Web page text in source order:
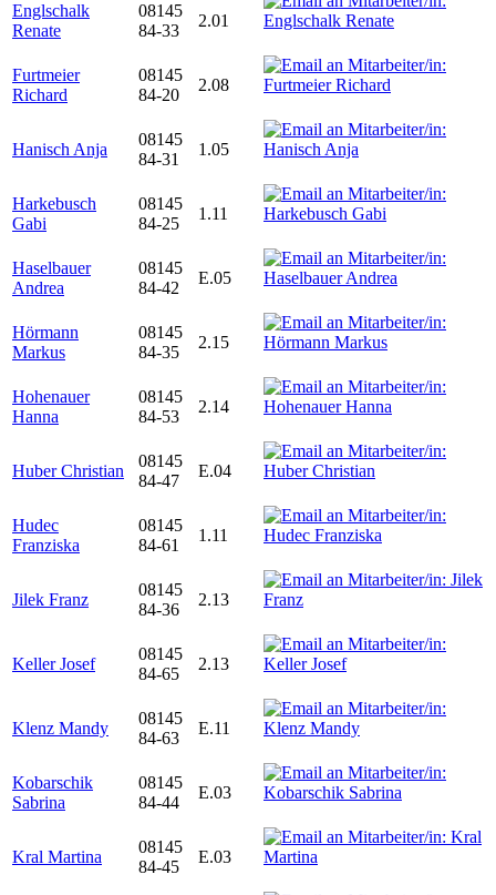
Englschalk
Renate
08145
84-33
2.01
Furtmeier
Richard
08145
84-20
2.08
Hanisch Anja
08145
84-31
1.05
Harkebusch
Gabi
08145
84-25
1.11
Haselbauer
Andrea
08145
84-42
E.05
Hörmann
Markus
08145
84-35
2.15
Hohenauer
Hanna
08145
84-53
2.14
Huber Christian
08145
84-47
E.04
Hudec
Franziska
08145
84-61
1.11
Jilek Franz
08145
84-36
2.13
Keller Josef
08145
84-65
2.13
Klenz Mandy
08145
84-63
E.11
Kobarschik
Sabrina
08145
84-44
E.03
Kral Martina
08145
84-45
E.03